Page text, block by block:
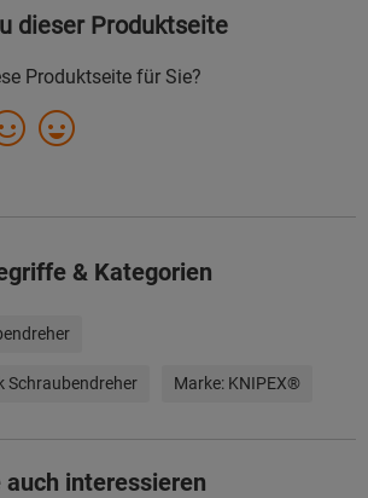
& Kategorien
Schraubendreher Marke: KNIPEX®
auch interessieren